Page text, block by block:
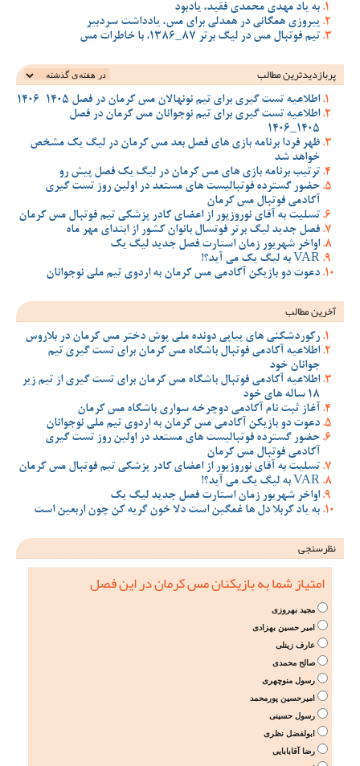
به یاد مهدی محمدی فقید، یادبود
پیروزی همگانی در همدلی برای مس، یادداشت سردبیر
تیم فوتبال مس در لیگ برتر 87_1386، با خاطرات مس
پربازدیدترین‌ مطالب
اطلاعیه تست گیری برای تیم نونهالان مس کرمان در فصل 1405-1406
اطلاعیه تست گیری برای تیم نوجوانان مس کرمان در فصل
1405_1406
ظهر فردا برنامه بازی های فصل بعد مس کرمان در لیگ یک مشخص
خواهد شد
ترتیب برنامه بازی های مس کرمان در لیگ یک فصل پیش رو
حضور گسترده فوتبالیست های مستعد در اولین روز تست گیری
آکادمی فوتبال مس کرمان
تسلیت به آقای نوروزپور از اعضای کادر پزشکی تیم فوتبال مس کرمان
فصل جدید لیگ برتر فوتسال بانوان کشور از ابتدای مهر ماه
اواخر شهریور زمان استارت فصل جدید لیگ یک
VAR به لیگ یک می آید؟!
دعوت دو بازیکن آکادمی مس کرمان به اردوی تیم ملی نوجوانان
آخرین مطالب
رکوردشکنی های پیاپی دونده ملی پوش دختر مس کرمان در بلاروس
اطلاعیه آکادمی فوتبال باشگاه مس کرمان برای تست گیری تیم
جوانان خود
اطلاعیه آکادمی فوتبال باشگاه مس کرمان برای تست گیری از تیم زیر
18 ساله های خود
آغاز ثبت نام آکادمی دوچرخه سواری باشگاه مس کرمان
دعوت دو بازیکن آکادمی مس کرمان به اردوی تیم ملی نوجوانان
حضور گسترده فوتبالیست های مستعد در اولین روز تست گیری
آکادمی فوتبال مس کرمان
تسلیت به آقای نوروزپور از اعضای کادر پزشکی تیم فوتبال مس کرمان
VAR به لیگ یک می آید؟!
اواخر شهریور زمان استارت فصل جدید لیگ یک
به یاد کربلا دل ها غمگین است دلا خون گریه کن چون اربعین است
نظرسنجی
امتیاز شما به بازیکنان مس کرمان در این فصل
مجید بهروزی
امیر حسین بهزادی
عارف زینلی
صالح محمدی
رسول منوچهری
امیرحسین پورمحمد
رسول حسینی
ابولفضل نظری
رضا آقابابایی